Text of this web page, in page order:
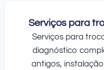
Serviços para
Serviços para
diagnóstico
antigos,